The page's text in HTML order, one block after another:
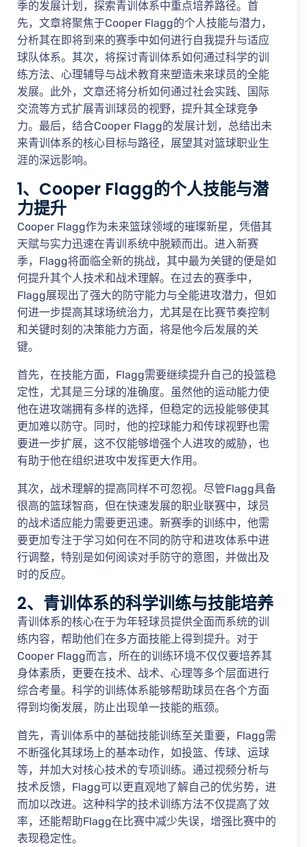
季的发展计划，探索青训体系中重点培养路径。首
先，文章将聚焦于Cooper Flagg的个人技能与潜力，
分析其在即将到来的赛季中如何进行自我提升与适应
球队体系。其次，将探讨青训体系如何通过科学的训
练方法、心理辅导与战术教育来塑造未来球员的全能
发展。此外，文章还将分析如何通过社会实践、国际
交流等方式扩展青训球员的视野，提升其全球竞争
力。最后，结合Cooper Flagg的发展计划，总结出未
来青训体系的核心目标与路径，展望其对篮球职业生
涯的深远影响。
1、Cooper Flagg的个人技能与潜
力提升
Cooper Flagg作为未来篮球领域的璀璨新星，凭借其
天赋与实力迅速在青训系统中脱颖而出。进入新赛
季，Flagg将面临全新的挑战，其中最为关键的便是如
何提升其个人技术和战术理解。在过去的赛季中，
Flagg展现出了强大的防守能力与全能进攻潜力，但如
何进一步提高其球场统治力，尤其是在比赛节奏控制
和关键时刻的决策能力方面，将是他今后发展的关
键。
首先，在技能方面，Flagg需要继续提升自己的投篮稳
定性，尤其是三分球的准确度。虽然他的运动能力使
他在进攻端拥有多样的选择，但稳定的远投能够使其
更加难以防守。同时，他的控球能力和传球视野也需
要进一步扩展，这不仅能够增强个人进攻的威胁，也
有助于他在组织进攻中发挥更大作用。
其次，战术理解的提高同样不可忽视。尽管Flagg具备
很高的篮球智商，但在快速发展的职业联赛中，球员
的战术适应能力需要更迅速。新赛季的训练中，他需
要更加专注于学习如何在不同的防守和进攻体系中进
行调整，特别是如何阅读对手防守的意图，并做出及
时的反应。
2、青训体系的科学训练与技能培养
青训体系的核心在于为年轻球员提供全面而系统的训
练内容，帮助他们在多方面技能上得到提升。对于
Cooper Flagg而言，所在的训练环境不仅仅要培养其
身体素质，更要在技术、战术、心理等多个层面进行
综合考量。科学的训练体系能够帮助球员在各个方面
得到均衡发展，防止出现单一技能的瓶颈。
首先，青训体系中的基础技能训练至关重要，Flagg需
不断强化其球场上的基本动作，如投篮、传球、运球
等，并加大对核心技术的专项训练。通过视频分析与
技术反馈，Flagg可以更直观地了解自己的优劣势，进
而加以改进。这种科学的技术训练方法不仅提高了效
率，还能帮助Flagg在比赛中减少失误，增强比赛中的
表现稳定性。